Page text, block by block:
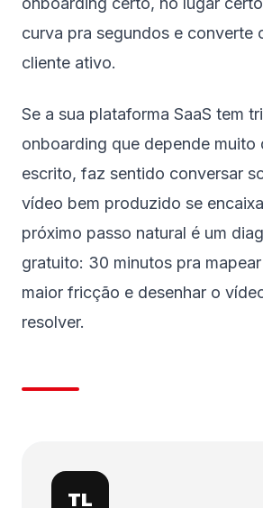
curva pra segundos e converte
cliente ativo.
Se a sua plataforma SaaS tem
onboarding que depende muito
escrito, faz sentido conversar
vídeo bem produzido se
próximo passo natural é um
gratuito: 30 minutos pra
maior fricção e desenhar o
resolver.
TL